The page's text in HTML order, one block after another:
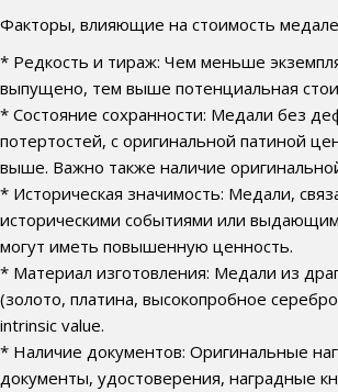
Факторы, влияющие на стоимость
* Редкость и тираж: Чем меньше
выпущено, тем выше потенциальная
* Состояние сохранности: Медали без
потертостей, с оригинальной патиной
выше. Важно также наличие
* Историческая значимость: Медали,
историческими событиями или
могут иметь повышенную ценность.
* Материал изготовления: Медали из
(золото, платина, высокопробное
intrinsic value.
* Наличие документов: Оригинальные
документы, удостоверения, наградные